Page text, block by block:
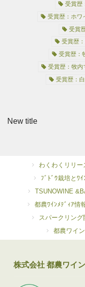
受賞歴
受賞歴：ホワ
受賞
受賞歴
受賞歴：
受賞歴：牧内
受賞歴：
New title
わくわくリリー
ﾌﾞﾄﾞｳ栽培とﾜｲ
TSUNOWINE
都農ﾜｲﾝﾒﾃﾞｨｱ情
スパークリング
都農ワイ
株式会社 都農ワイン